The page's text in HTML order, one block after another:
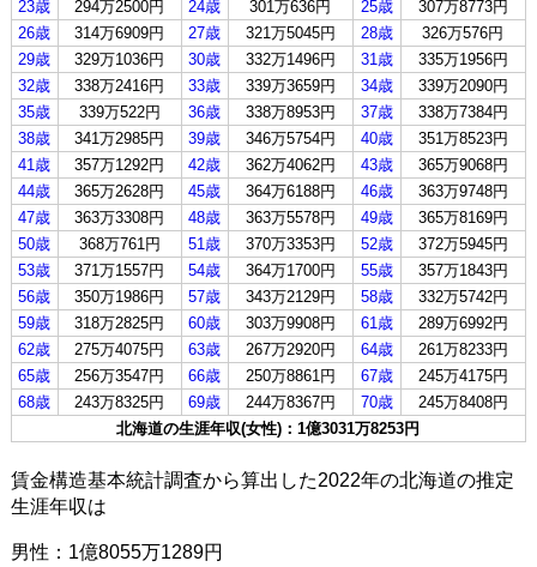
23歳 294万2500円 24歳 301万636円 25歳
307万8773円
26歳
314万6909円 27歳 321万5045円 28歳
326万576円
29歳
329万1036円 30歳 332万1496円 31歳
335万1956円
32歳
338万2416円 33歳 339万3659円 34歳
339万2090円
35歳
339万522円 36歳 338万8953円 37歳
338万7384円
38歳
341万2985円 39歳 346万5754円 40歳
351万8523円
41歳
357万1292円 42歳 362万4062円 43歳
365万9068円
44歳
365万2628円 45歳 364万6188円 46歳
363万9748円
47歳
363万3308円 48歳 363万5578円 49歳
365万8169円
50歳
368万761円 51歳 370万3353円 52歳
372万5945円
53歳
371万1557円 54歳 364万1700円 55歳
357万1843円
56歳
350万1986円 57歳 343万2129円 58歳
332万5742円
59歳
318万2825円 60歳 303万9908円 61歳
289万6992円
62歳
275万4075円 63歳 267万2920円 64歳
261万8233円
65歳
256万3547円 66歳 250万8861円 67歳
245万4175円
68歳
243万8325円 69歳 244万8367円 70歳
245万8408円
北海道の生涯年収(女性)：1億3031万8253円
賃金構造基本統計調査から算出した2022年の北海道の推定
生涯年収は
男性：1億8055万1289円